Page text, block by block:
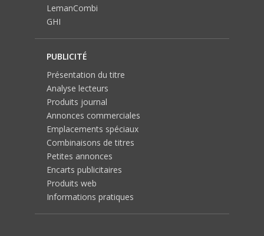
LemanCombi
GHI
PUBLICITÉ
Présentation du titre
Analyse lecteurs
Produits journal
Annonces commerciales
Emplacements spéciaux
Combinaisons de titres
Petites annonces
Encarts publicitaires
Produits web
Informations pratiques